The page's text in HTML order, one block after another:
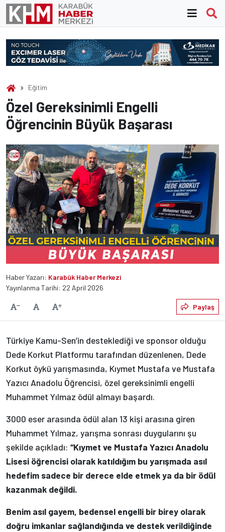
Skip
content
Eğitim
Özel Gereksinimli Engelli
Öğrencinin Büyük Başarası
Haber Yazarı: Karabük Haber Merkezi
Yayınlanma Tarihi: 22 April 2026
Yazıyı KüçültVarsayılanYazıyı Büyüt Paylaş
Türkiye Kamu-Sen’in desteklediği ve sponsor olduğu
Dede Korkut Platformu tarafından düzenlenen, Dede
Korkut öykü yarışmasında, Kıymet Mustafa ve Mustafa
Yazıcı Anadolu Öğrencisi, özel gereksinimli engelli
Muhammet Yılmaz ödül almayı başardı.
3000 eser arasında ödül alan 13 kişi arasına giren
Muhammet Yılmaz, yarışma sonrası duygularını şu
şekilde açıkladı: “Kıymet ve Mustafa Yazıcı Anadolu
Lisesi öğrencisi olarak katıldığım bu yarışmada asıl
hedefim sadece bir derece elde etmek ya da bir ödül
kazanmak değildi.
Benim asıl gayem, bedensel engelli bir birey olarak
doğru imkanlar sağlandığında ve destek verildiğinde